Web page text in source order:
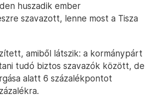
huszadik ember
szavazott, lenne most a Tisza
amiből látszik: a kormánypárt
tudó biztos szavazók között, de
alatt 6 százalékpontot